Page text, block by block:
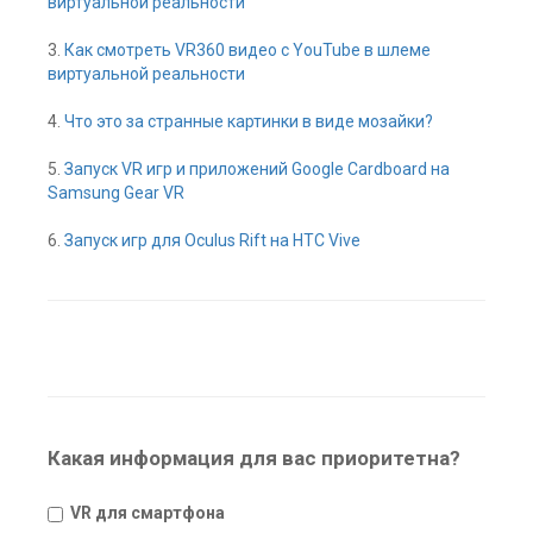
3. Как смотреть VR360 видео с YouTube в шлеме
виртуальной реальности
4. Что это за странные картинки в виде мозайки?
5. Запуск VR игр и приложений Google Cardboard на
Samsung Gear VR
6. Запуск игр для Oculus Rift на HTC Vive
Какая информация для вас приоритетна?
VR для смартфона